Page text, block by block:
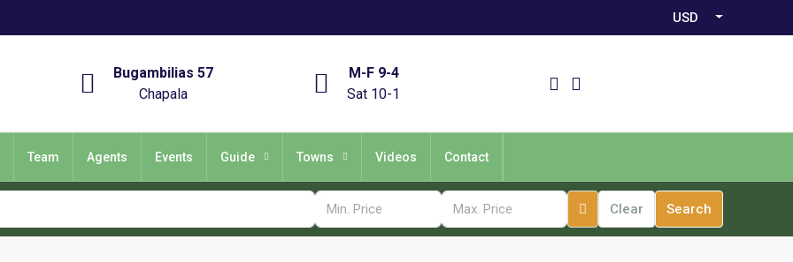
USD
Bugambilias 57
Chapala
M-F 9-4
Sat 10-1
Team Agents Events Guide Towns Videos Contact
Clear Search